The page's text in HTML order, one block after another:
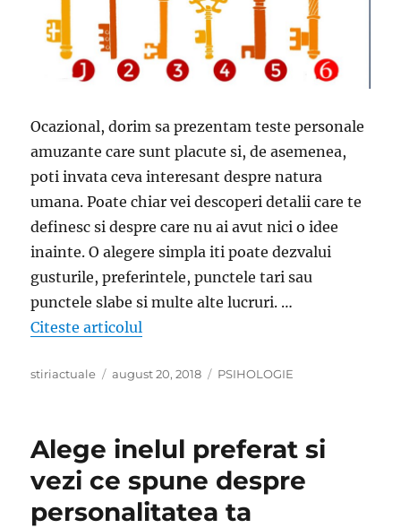
Ocazional, dorim sa prezentam teste personale
amuzante care sunt placute si, de asemenea,
poti invata ceva interesant despre natura
umana. Poate chiar vei descoperi detalii care te
definesc si despre care nu ai avut nici o idee
inainte. O alegere simpla iti poate dezvalui
gusturile, preferintele, punctele tari sau
punctele slabe si multe alte lucruri. …
Citeste articolul
Author
stiriactuale
Posted
august 20, 2018 Categories
PSIHOLOGIE
Alege inelul preferat si
vezi ce spune despre
personalitatea ta